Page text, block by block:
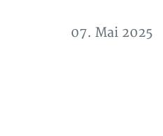
07. Mai 2025